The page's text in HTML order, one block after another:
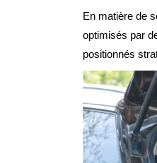
En matière de
optimisés par
positionnés